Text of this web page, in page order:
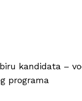
kandidata –
programa